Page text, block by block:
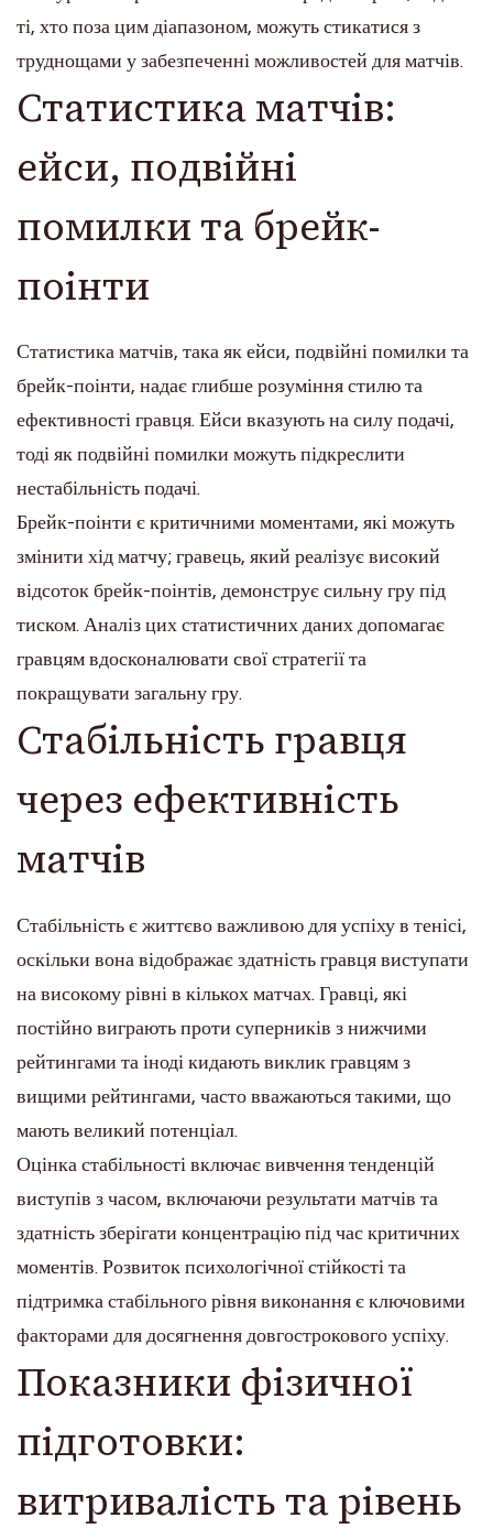
ті, хто поза цим діапазоном, можуть стикатися з
труднощами у забезпеченні можливостей для матчів.
Статистика матчів:
ейси, подвійні
помилки та брейк-
поінти
Статистика матчів, така як ейси, подвійні помилки та
брейк-поінти, надає глибше розуміння стилю та
ефективності гравця. Ейси вказують на силу подачі,
тоді як подвійні помилки можуть підкреслити
нестабільність подачі.
Брейк-поінти є критичними моментами, які можуть
змінити хід матчу; гравець, який реалізує високий
відсоток брейк-поінтів, демонструє сильну гру під
тиском. Аналіз цих статистичних даних допомагає
гравцям вдосконалювати свої стратегії та
покращувати загальну гру.
Стабільність гравця
через ефективність
матчів
Стабільність є життєво важливою для успіху в тенісі,
оскільки вона відображає здатність гравця виступати
на високому рівні в кількох матчах. Гравці, які
постійно виграють проти суперників з нижчими
рейтингами та іноді кидають виклик гравцям з
вищими рейтингами, часто вважаються такими, що
мають великий потенціал.
Оцінка стабільності включає вивчення тенденцій
виступів з часом, включаючи результати матчів та
здатність зберігати концентрацію під час критичних
моментів. Розвиток психологічної стійкості та
підтримка стабільного рівня виконання є ключовими
факторами для досягнення довгострокового успіху.
Показники фізичної
підготовки:
витривалість та рівень